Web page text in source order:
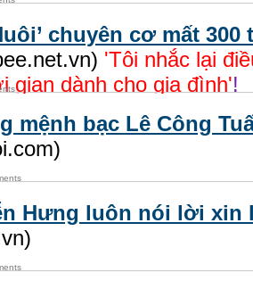
chuyên cơ mất
'Tôi nhắc lại
gian dành cho gia đình'!
mệnh bạc Lê Công
Hưng luôn nói lời